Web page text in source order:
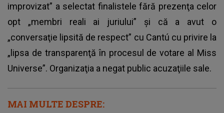
improvizat” a selectat finalistele fără prezenţa celor
opt „membri reali ai juriului” şi că a avut o
„conversaţie lipsită de respect” cu Cantú cu privire la
„lipsa de transparenţă în procesul de votare al Miss
Universe”. Organizaţia a negat public acuzaţiile sale.
MAI MULTE DESPRE: